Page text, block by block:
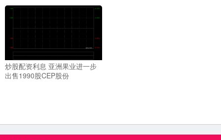
炒股配资利息 亚洲果业进一步
出售1990股CEP股份